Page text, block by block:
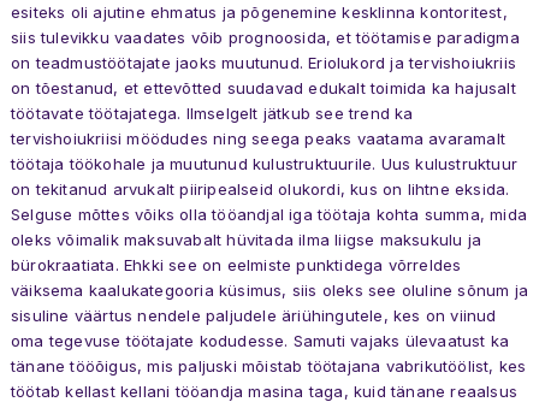
esiteks oli ajutine ehmatus ja põgenemine kesklinna kontoritest,
siis tulevikku vaadates võib prognoosida, et töötamise paradigma
on teadmustöötajate jaoks muutunud. Eriolukord ja tervishoiukriis
on tõestanud, et ettevõtted suudavad edukalt toimida ka hajusalt
töötavate töötajatega. Ilmselgelt jätkub see trend ka
tervishoiukriisi möödudes ning seega peaks vaatama avaramalt
töötaja töökohale ja muutunud kulustruktuurile. Uus kulustruktuur
on tekitanud arvukalt piiripealseid olukordi, kus on lihtne eksida.
Selguse mõttes võiks olla tööandjal iga töötaja kohta summa, mida
oleks võimalik maksuvabalt hüvitada ilma liigse maksukulu ja
bürokraatiata. Ehkki see on eelmiste punktidega võrreldes
väiksema kaalukategooria küsimus, siis oleks see oluline sõnum ja
sisuline väärtus nendele paljudele äriühingutele, kes on viinud
oma tegevuse töötajate kodudesse. Samuti vajaks ülevaatust ka
tänane tööõigus, mis paljuski mõistab töötajana vabrikutöölist, kes
töötab kellast kellani tööandja masina taga, kuid tänane reaalsus